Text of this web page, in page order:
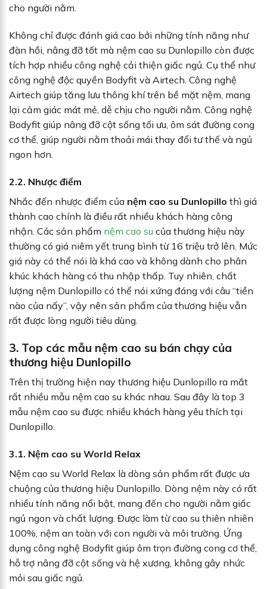
cho người nằm.
Không chỉ được đánh giá cao bởi những tính năng như
đàn hồi, nâng đỡ tốt mà nệm cao su Dunlopillo còn được
tích hợp nhiều công nghệ cải thiện giấc ngủ. Cụ thể như
công nghệ độc quyền Bodyfit và Airtech. Công nghệ
Airtech giúp tăng lưu thông khí trên bề mặt nệm, mang
lại cảm giác mát mẻ, dễ chịu cho người nằm. Công nghệ
Bodyfit giúp nâng đỡ cột sống tối ưu, ôm sát đường cong
cơ thể, giúp người nằm thoải mái thay đổi tư thế và ngủ
ngon hơn.
2.2. Nhược điểm
Nhắc đến nhược điểm của nệm cao su Dunlopillo thì giá
thành cao chính là điều rất nhiều khách hàng công
nhận. Các sản phẩm nệm cao su của thương hiệu này
thường có giá niêm yết trung bình từ 16 triệu trở lên. Mức
giá này có thể nói là khá cao và không dành cho phân
khúc khách hàng có thu nhập thấp. Tuy nhiên, chất
lượng nệm Dunlopillo có thể nói xứng đáng với câu “tiền
nào của nấy”, vậy nên sản phẩm của thương hiệu vẫn
rất được lòng người tiêu dùng.
3. Top các mẫu nệm cao su bán chạy của
thương hiệu Dunlopillo
Trên thị trường hiện nay thương hiệu Dunlopillo ra mắt
rất nhiều mẫu nệm cao su khác nhau. Sau đây là top 3
mẫu nệm cao su được nhiều khách hàng yêu thích tại
Dunlopillo.
3.1. Nệm cao su World Relax
Nệm cao su World Relax là dòng sản phẩm rất được ưa
chuộng của thương hiệu Dunlopillo. Dòng nệm này có rất
nhiều tính năng nổi bật, mang đến cho người nằm giấc
ngủ ngon và chất lượng. Được làm từ cao su thiên nhiên
100%, nệm an toàn với con người và môi trường. Ứng
dụng công nghệ Bodyfit giúp ôm trọn đường cong cơ thể,
hỗ trợ nâng đỡ cột sống và hệ xương, không gây nhức
mỏi sau giấc ngủ.